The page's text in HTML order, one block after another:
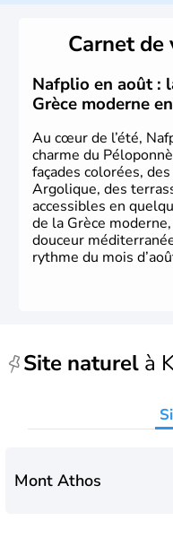
l'invention des Jeux
mars 1820 sonne le
aujourd'hui date de la
est définitivement
partir de 1830.
Carnet de
Nafplio en août :
Grèce moderne
Au cœur de l’été,
charme du
façades colorées,
Argolique, des
accessibles en
de la Grèce
douceur
rythme du mois
Site naturel à
Mont Athos